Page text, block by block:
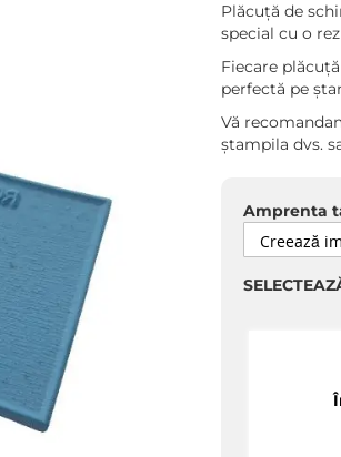
Plăcuță de
special cu o
Fiecare
perfectă pe
Vă
ștampila dvs.
Amprenta